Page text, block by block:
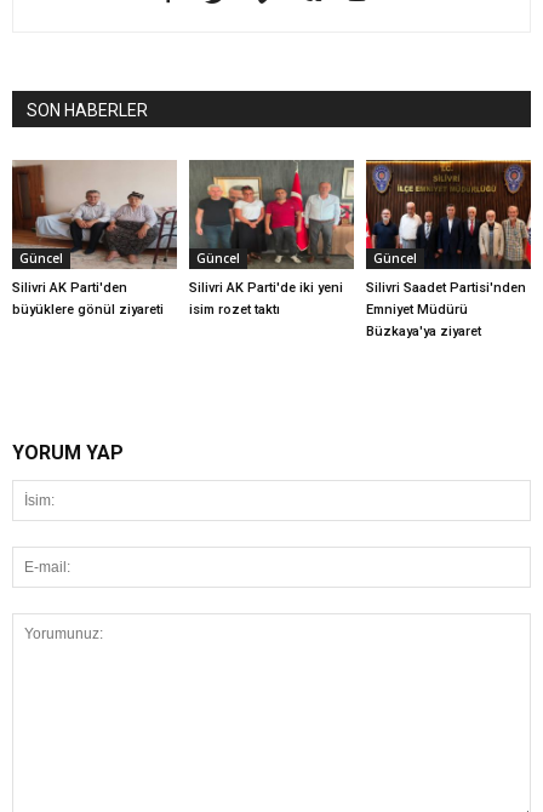
SON HABERLER
Güncel
Silivri AK Parti'den
büyüklere gönül ziyareti
Güncel
Silivri AK Parti'de iki yeni
isim rozet taktı
Güncel
Silivri Saadet Partisi'nden
Emniyet Müdürü
Büzkaya'ya ziyaret
YORUM YAP